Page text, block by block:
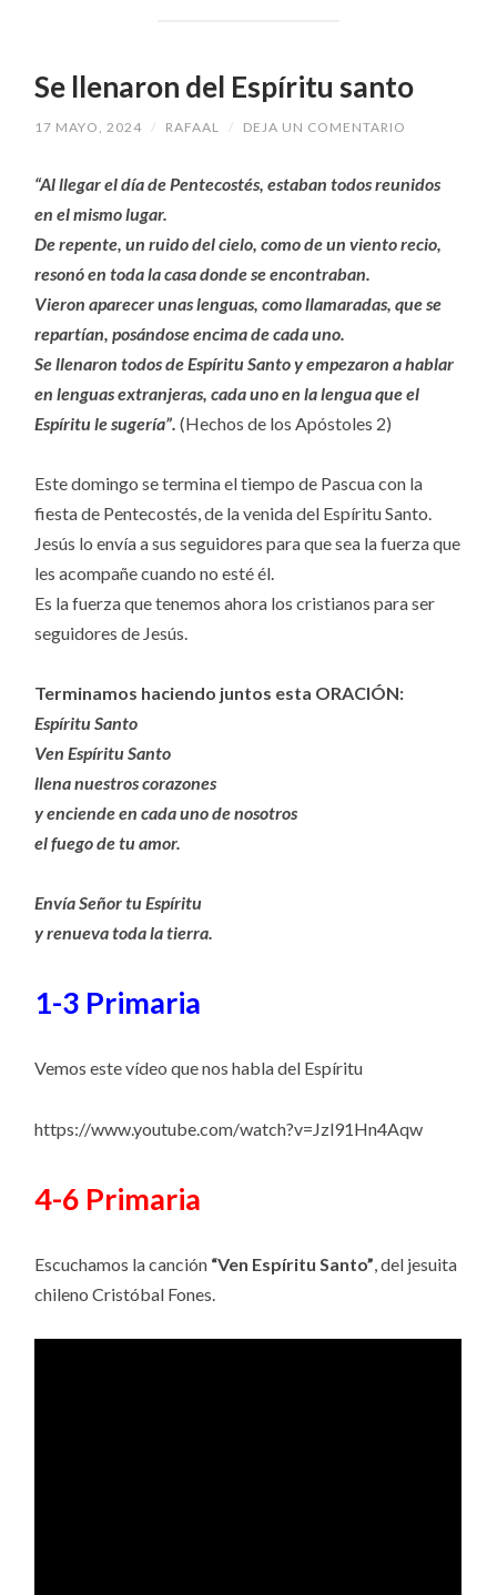
Se llenaron del Espíritu santo
17 MAYO, 2024 / RAFAAL / DEJA UN COMENTARIO
“Al llegar el día de Pentecostés, estaban todos reunidos
en el mismo lugar.
De repente, un ruido del cielo, como de un viento recio,
resonó en toda la casa donde se encontraban.
Vieron aparecer unas lenguas, como llamaradas, que se
repartían, posándose encima de cada uno.
Se llenaron todos de Espíritu Santo y empezaron a hablar
en lenguas extranjeras, cada uno en la lengua que el
Espíritu le sugería”.(Hechos de los Apóstoles 2)
Este domingo se termina el tiempo de Pascua con la
fiesta de Pentecostés, de la venida del Espíritu Santo.
Jesús lo envía a sus seguidores para que sea la fuerza que
les acompañe cuando no esté él.
Es la fuerza que tenemos ahora los cristianos para ser
seguidores de Jesús.
Terminamos haciendo juntos esta ORACIÓN:
Espíritu Santo
Ven Espíritu Santo
llena nuestros corazones
y enciende en cada uno de nosotros
el fuego de tu amor.
Envía Señor tu Espíritu
y renueva toda la tierra.
1-3 Primaria
Vemos este vídeo que nos habla del Espíritu
https://www.youtube.com/watch?v=Jzl91Hn4Aqw
4-6 Primaria
Escuchamos la canción “Ven Espíritu Santo” , del jesuita
chileno Cristóbal Fones.